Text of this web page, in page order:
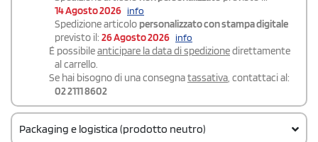
14 Agosto 2026 info
Spedizione articolo personalizzato con stampa digitale
previsto il: 26 Agosto 2026 info
É possibileanticipare la data di spedizionedirettamente
al carrello.
Se hai bisogno di una consegnatassativa, contattaci al:
02 2111 8602
Packaging e logistica (prodotto neutro)